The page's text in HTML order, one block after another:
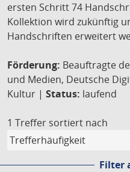
ersten Schritt 74
Kollektion wird zukünftig
Handschriften erweitert
Förderung: Beauftragte
und Medien, Deutsche
Kultur | Status: laufend
1 Treffer sortiert nach
Filter